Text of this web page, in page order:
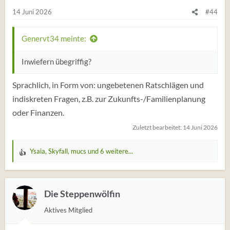
e
n
14 Juni 2026 #44
Genervt34 meinte:
Inwiefern übegriffig?
Sprachlich, in Form von: ungebetenen Ratschlägen und
indiskreten Fragen, z.B. zur Zukunfts-/Familienplanung
oder Finanzen.
Zuletzt bearbeitet: 14 Juni 2026
W
r
t
u
n
Ysaia, Skyfall, mucs und 6 weitere...
Die Steppenwölfin
Aktives Mitglied